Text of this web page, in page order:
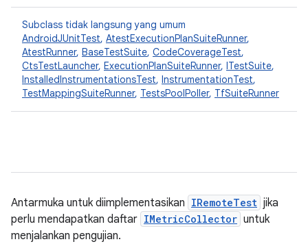
Subclass tidak langsung yang umum
AndroidJUnitTest, AtestExecutionPlanSuiteRunner,
AtestRunner, BaseTestSuite, CodeCoverageTest,
CtsTestLauncher, ExecutionPlanSuiteRunner, ITestSuite,
InstalledInstrumentationsTest, InstrumentationTest,
TestMappingSuiteRunner, TestsPoolPoller, TfSuiteRunner
Antarmuka untuk diimplementasikan IRemoteTest jika
perlu mendapatkan daftar IMetricCollector untuk
menjalankan pengujian.